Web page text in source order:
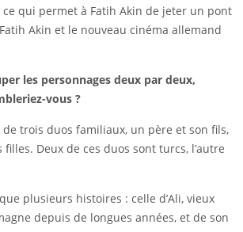
ce qui permet à Fatih Akin de jeter un pont
Akin et le nouveau cinéma allemand
les personnages deux par deux,
vous ?
de trois duos familiaux, un père et son fils,
Deux de ces duos sont turcs, l’autre
plusieurs histoires : celle d’Ali, vieux
depuis de longues années, et de son